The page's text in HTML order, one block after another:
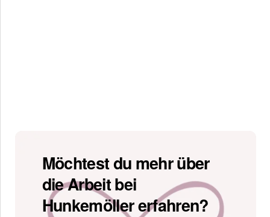
Möchtest du mehr über
die Arbeit bei
Hunkemöller erfahren?